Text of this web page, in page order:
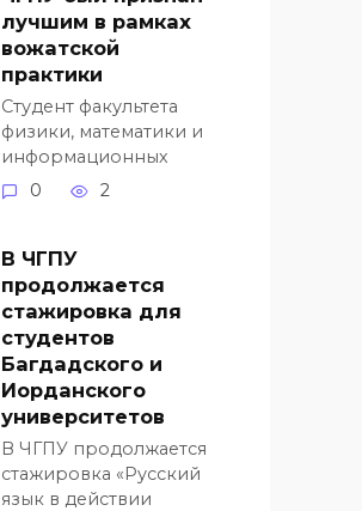
лучшим в рамках
вожатской
практики
Студент факультета
физики, математики и
информационных
0
2
В ЧГПУ
продолжается
стажировка для
студентов
Багдадского и
Иорданского
университетов
В ЧГПУ продолжается
стажировка «Русский
язык в действии